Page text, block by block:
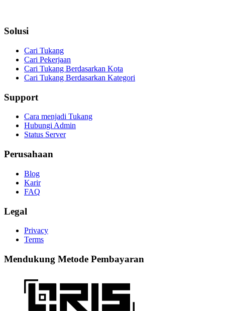
Solusi
Cari Tukang
Cari Pekerjaan
Cari Tukang Berdasarkan Kota
Cari Tukang Berdasarkan Kategori
Support
Cara menjadi Tukang
Hubungi Admin
Status Server
Perusahaan
Blog
Karir
FAQ
Legal
Privacy
Terms
Mendukung Metode Pembayaran